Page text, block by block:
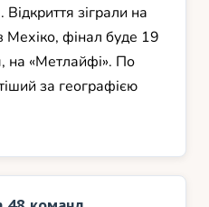
зіграли на
Мехіко, фінал буде 19
на «Метлайфі». По
за географією